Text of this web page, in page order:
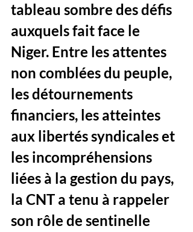
tableau sombre des défis
auxquels fait face le
Niger. Entre les attentes
non comblées du peuple,
les détournements
financiers, les atteintes
aux libertés syndicales et
les incompréhensions
liées à la gestion du pays,
la CNT a tenu à rappeler
son rôle de sentinelle